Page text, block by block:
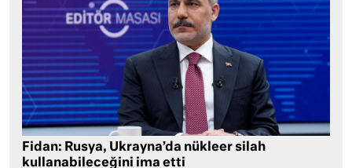
Fidan: Rusya, Ukrayna’da nükleer silah
kullanabileceğini ima etti